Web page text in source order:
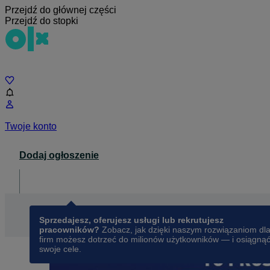
Przejdź do głównej części
Przejdź do stopki
Twoje konto
Dodaj ogłoszenie
Sprzedajesz, oferujesz usługi lub rekrutujesz
pracowników? Zobacz, jak dzięki naszym rozwiązaniom dla
firm możesz dotrzeć do milionów użytkowników — i osiągnąć
swoje cele.